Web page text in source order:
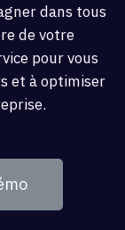
dans tous
de votre
pour vous
et à optimiser